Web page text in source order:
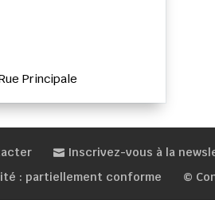
Principale
Inscrivez-vous à la
: partiellement conforme
©